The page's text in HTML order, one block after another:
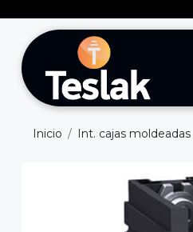
Inicio Int. cajas moldeadas